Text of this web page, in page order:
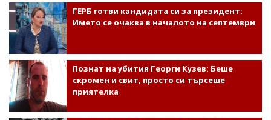
ГЕРБ готви кандидата си за президент:
Името се очаква в началото на септември
Познат на убития Георги Кузев: Беше
скромен и свит, просто си търсеше
приятелка